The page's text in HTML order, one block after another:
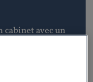
cabinet avec un